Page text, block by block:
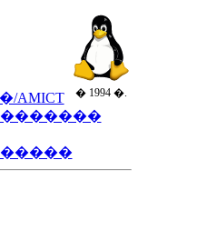
� 1994 �.